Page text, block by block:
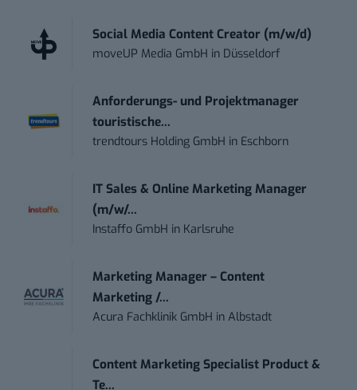
Social Media Content Creator (m/w/d)
moveUP Media GmbH in Düsseldorf
Anforderungs- und Projektmanager
touristische...
trendtours Holding GmbH in Eschborn
IT Sales & Online Marketing Manager
(m/w/...
Instaffo GmbH in Karlsruhe
Marketing Manager – Content
Marketing /...
Acura Fachklinik GmbH inAlbstadt
Content Marketing Specialist Product &
Te...